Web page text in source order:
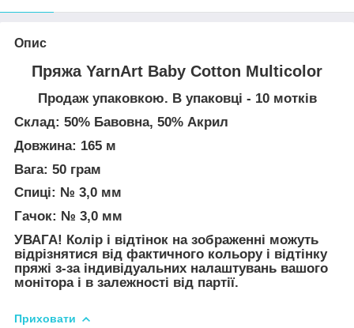
Опис
Пряжа YarnArt Baby Cotton Multicolor
Продаж упаковкою. В упаковці - 10 мотків
Склад: 50% Бавовна, 50% Акрил
Довжина: 165 м
Вага: 50 грам
Спиці: № 3,0 мм
Гачок: № 3,0 мм
УВАГА! Колір і відтінок на зображенні можуть
відрізнятися від фактичного кольору і відтінку
пряжі з-за індивідуальних налаштувань вашого
монітора і в залежності від партії.
Приховати